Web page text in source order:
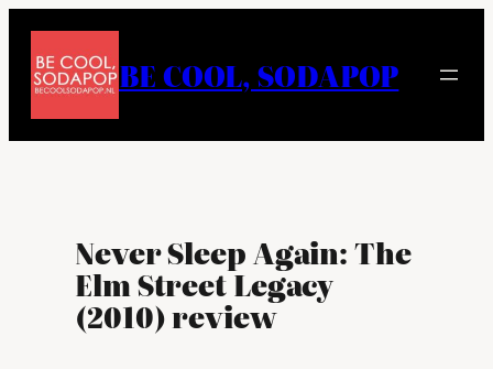
naar
inhoud
BE COOL, SODAPOP
Never Sleep Again: The
Elm Street Legacy
(2010) review